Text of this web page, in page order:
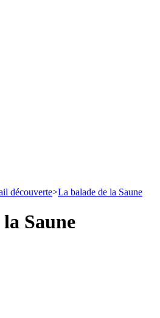
découverte>La balade de la Saune
Saune